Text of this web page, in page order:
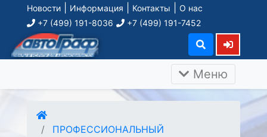
Новости Информация Контакты
О нас
+7 (499) 191-8036
+7 (499) 191-7452
Меню
ПРОФЕССИОНАЛЬНЫЙ